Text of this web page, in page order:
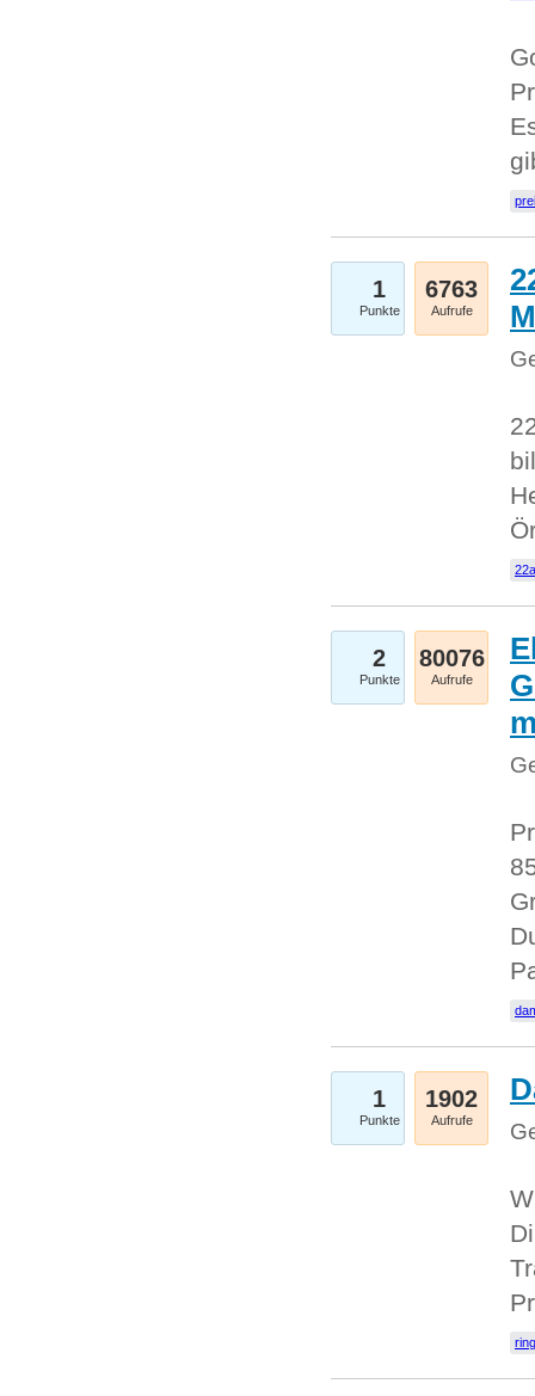
1
Punkte
6763
Aufrufe
2
Punkte
80076
Aufrufe
1
Punkte
1902
Aufrufe
ring